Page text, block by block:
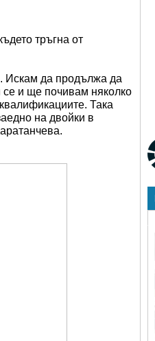
тръгна от
Искам да продължа да
се и ще почивам няколко
Така
на двойки в